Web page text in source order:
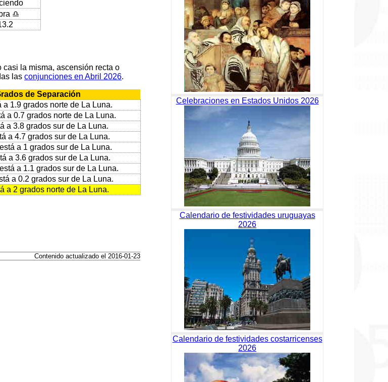
♎
la misma, ascensión recta o
lasconjunciones en Abril 2026.
de Separación
a 1.9 grados norte de La Luna.
a 0.7 grados norte de La Luna.
a 3.8 grados sur de La Luna.
a 4.7 grados sur de La Luna.
a 1 grados sur de La Luna.
a 3.6 grados sur de La Luna.
a 1.1 grados sur de La Luna.
a 0.2 grados sur de La Luna.
a 2 grados norte de La Luna.
Contenido actualizado el 2016-01-23
Celebraciones en Estados Unidos 2026
Calendario de festividades uruguayas
2026
Calendario de festividades costarricenses
2026